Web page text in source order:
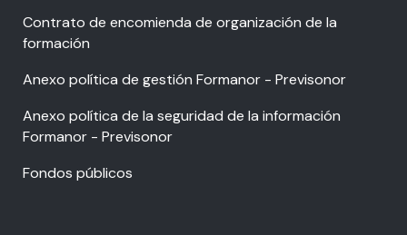
Contrato de encomienda de organización de la
formación
Anexo política de gestión Formanor - Previsonor
Anexo política de la seguridad de la información
Formanor - Previsonor
Fondos públicos